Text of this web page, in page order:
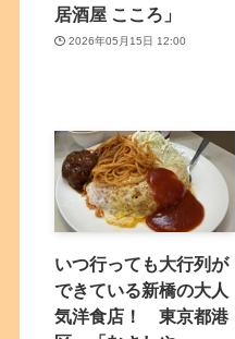
居酒屋 こころ」
2026年05月15日 12:00
いつ行っても大行列が
できている新橋の大人
気洋食店！ 東京都港